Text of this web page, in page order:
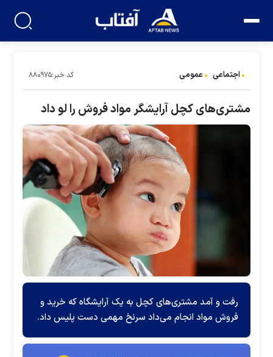
اجتماعی عمومی کد خبر:۸۸۰۹۷۵
مشتری‌های کچل آرایشگر مواد فروش را لو داد
رفت و آمد مشتری‌های کچل به یک آرایشگاه که خرید و
فروش مواد انجام می‌داد سرنخ مهمی دست پلیس داد.